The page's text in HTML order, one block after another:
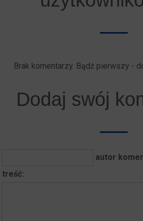
Brak komentarzy. Bądź pierwszy -
Dodaj swój
autor
treść: